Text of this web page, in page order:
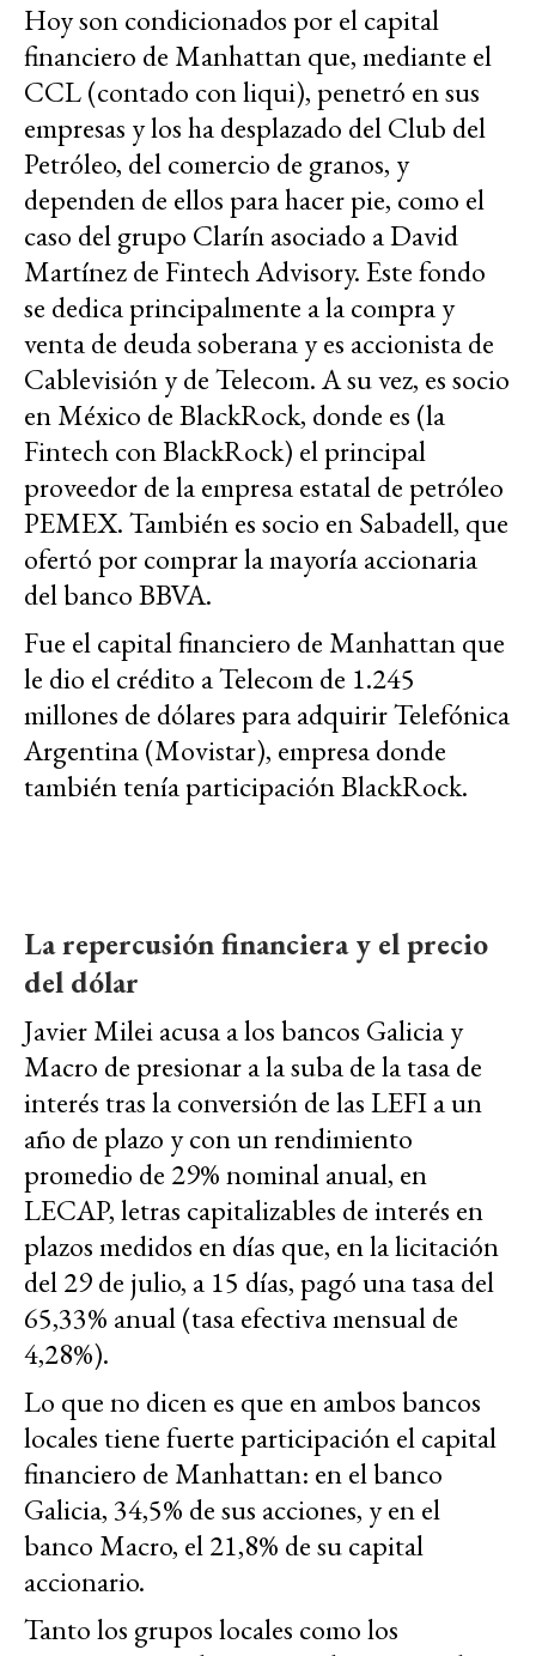
Hoy son condicionados por el capital
financiero de Manhattan que, mediante el
CCL (contado con liqui), penetró en sus
empresas y los ha desplazado del Club del
Petróleo, del comercio de granos, y
dependen de ellos para hacer pie, como el
caso del grupo Clarín asociado a David
Martínez deFintech Advisory. Este fondo
se dedica principalmente a la compra y
venta de deuda soberana y es accionista de
Cablevisión y de Telecom. A su vez, es socio
en México de BlackRock, donde es (la
Fintech con BlackRock) el principal
proveedor de la empresa estatal de petróleo
PEMEX. También es socio en Sabadell, que
ofertó por comprar la mayoría accionaria
del banco BBVA.
Fue el capital financiero de Manhattan que
le dio el crédito a Telecom de 1.245
millones de dólares para adquirir Telefónica
Argentina (Movistar), empresa donde
también tenía participación BlackRock.
La repercusión financiera y el precio
del dólar
Javier Milei acusa a los bancos Galicia y
Macro de presionar a la suba de la tasa de
interés tras la conversión de las LEFI a un
año de plazo y con un rendimiento
promedio de 29% nominal anual, en
LECAP, letras capitalizables de interés en
plazos medidos en días que, en la licitación
del 29 de julio, a 15 días, pagó una tasa del
65,33% anual (tasa efectiva mensual de
4,28%).
Lo que no dicen es que en ambos bancos
locales tiene fuerte participación el capital
financiero de Manhattan: en el banco
Galicia, 34,5% de sus acciones, y en el
banco Macro, el 21,8% de su capital
accionario.
Tanto los grupos locales como los